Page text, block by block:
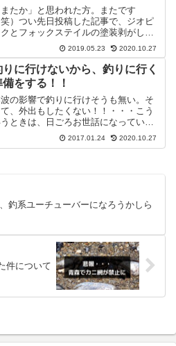
またか」と思われた方。またです
笑）つい先日投稿した記事で、ジオピ
クとフォックステイルの塗装剥がしを
いました。なので、今回も100均のマニ
ュアを使ってリペイントを行いたいと
ます。それではレッツラゴー！！関
事リペイント手順まず...
2019.05.23 2020.10.27
りに行けないから、釣りに行く
備をする！！
の影響で釣りに行けそうも無い。そ
て、外出もしたくない！！・・・こう
ときは、日ごろお世話になっている
アー達のメンテナンスや不足してきた
ックの補充をするに限る。という訳
2017.01.24 2020.10.27
釣系ユーチューバーになろうかしら
件について